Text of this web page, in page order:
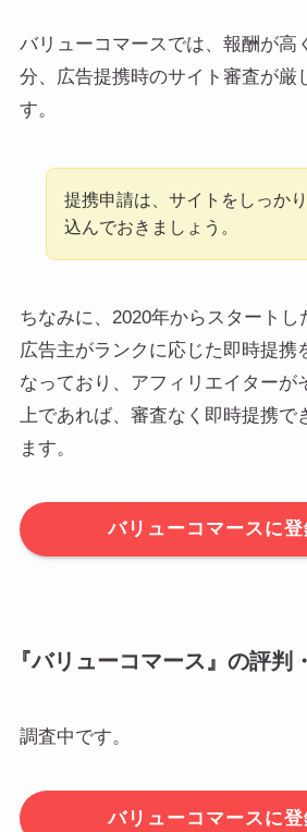
バリューコマースでは、報酬が高
分、広告提携時のサイト審査が厳
す。
提携申請は、サイトをしっか
込んでおきましょう。
ちなみに、2020年からスタートし
広告主がランクに応じた即時提携
なっており、アフィリエイターが
上であれば、審査なく即時提携
ます。
バリューコマースに登
『バリューコマース』の評判
調査中です。
バリューコマースに登